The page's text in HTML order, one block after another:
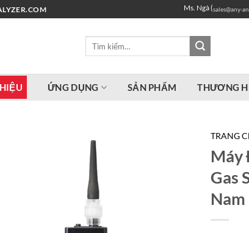
Ms. Ngà (sales@any-
ỨNG DỤNG SẢN PHẨM THƯƠNG
TRANG
Máy
Gas
Nam